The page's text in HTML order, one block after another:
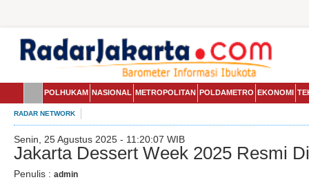
POLHUKAM NASIONAL METROPOLITAN POLDAMETRO EKONOMI
RADAR NETWORK
Senin, 25 Agustus 2025 - 11:20:07 WIB
Jakarta Dessert Week 2025 Resmi
Penulis : admin